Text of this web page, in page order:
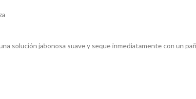
solución jabonosa suave y seque inmediatamente con un